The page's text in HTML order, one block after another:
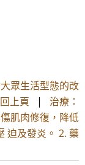
眾生活型態的改
回上頁 | 治療：
肌肉修復，降低
迫及發炎。 2. 藥